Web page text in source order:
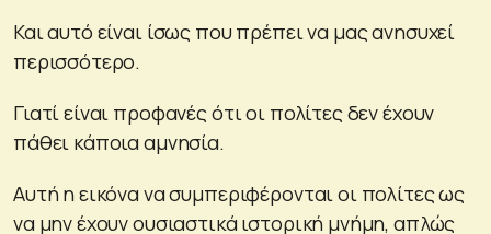
Και αυτό είναι ίσως που πρέπει να μας ανησυχεί
περισσότερο.
Γιατί είναι προφανές ότι οι πολίτες δεν έχουν
πάθει κάποια αμνησία.
Αυτή η εικόνα να συμπεριφέρονται οι πολίτες ως
να μην έχουν ουσιαστικά ιστορική μνήμη, απλώς